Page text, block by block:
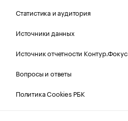
Статистика и аудитория
Источники данных
Источник отчетности Контур.Фокус
Вопросы и ответы
Политика Cookies РБК